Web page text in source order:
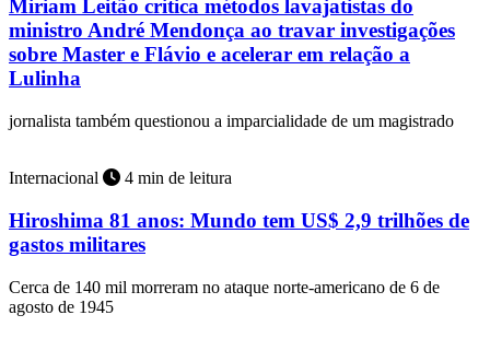
Miriam Leitão critica métodos lavajatistas do
ministro André Mendonça ao travar investigações
sobre Master e Flávio e acelerar em relação a
Lulinha
jornalista também questionou a imparcialidade de um magistrado
Internacional 4 min de leitura
Hiroshima 81 anos: Mundo tem US$ 2,9 trilhões de
gastos militares
Cerca de 140 mil morreram no ataque norte-americano de 6 de
agosto de 1945